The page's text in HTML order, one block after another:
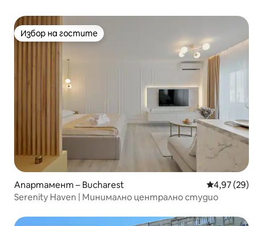
Избор на гостите
Избор на гостите
Апартамент – Bucharest Средна
4,97 (29)
Serenity Haven | Минимално централно студио